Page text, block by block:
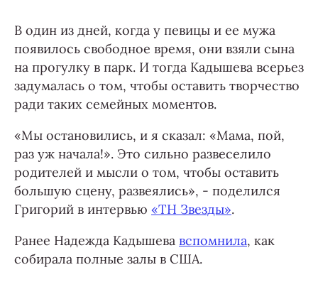
В один из дней, когда у певицы и ее мужа
появилось свободное время, они взяли сына
на прогулку в парк. И тогда Кадышева всерьез
задумалась о том, чтобы оставить творчество
ради таких семейных моментов.
«Мы остановились, и я сказал: «Мама, пой,
раз уж начала!». Это сильно развеселило
родителей и мысли о том, чтобы оставить
большую сцену, развеялись», - поделился
Григорий в интервью «ТН Звезды».
Ранее Надежда Кадышева вспомнила, как
собирала полные залы в США.